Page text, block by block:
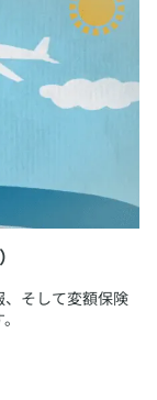
そして変額保険